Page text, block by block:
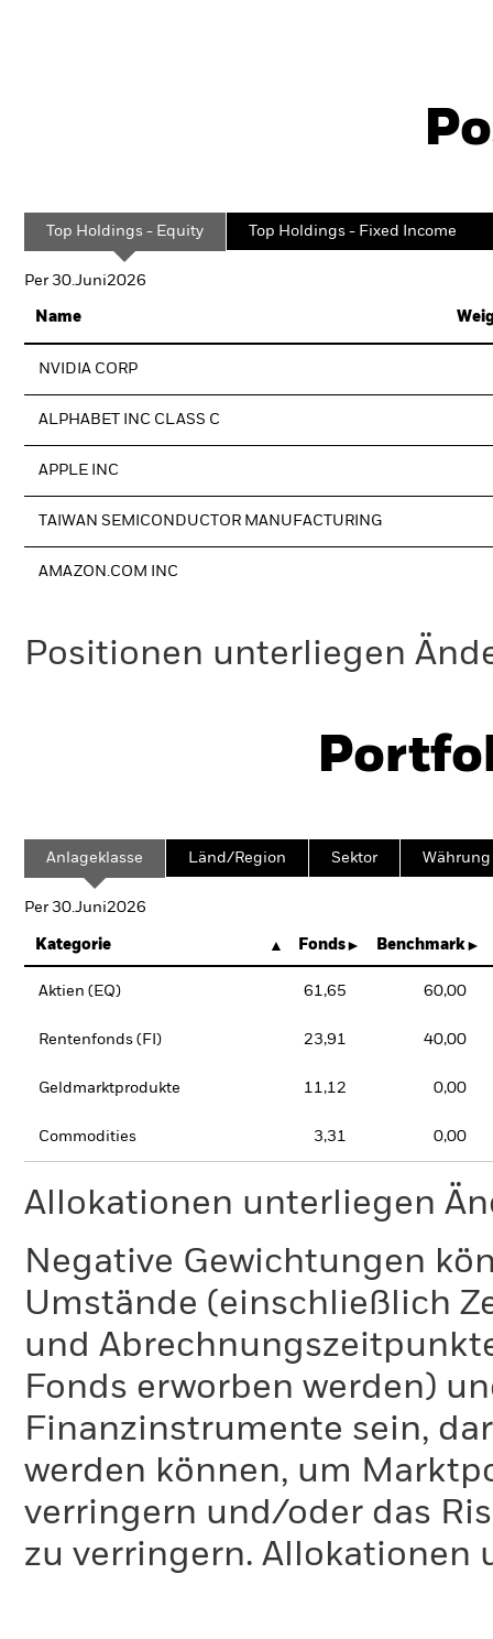
Top Holdings - Equity Top Holdings - Fixed Income
Per 30.Juni2026
Name
NVIDIA CORP
ALPHABET INC CLASS C
APPLE INC
TAIWAN SEMICONDUCTOR MANUFACTURING
AMAZON.COM INC
Positionen unterliegen
Anlageklasse Länd/Region Sektor Währung
Per 30.Juni2026
Kategorie Fonds Benchmark
Aktien (EQ) 61,65 60,00
Rentenfonds (FI) 23,91 40,00
Geldmarktprodukte 11,12 0,00
Commodities 3,31 0,00
Allokationen unterliegen
Negative Gewichtungen
Umstände (einschließlich
und
Fonds erworben werden)
Finanzinstrumente sein,
werden können, um
verringern und/oder das
zu verringern. Allokationen